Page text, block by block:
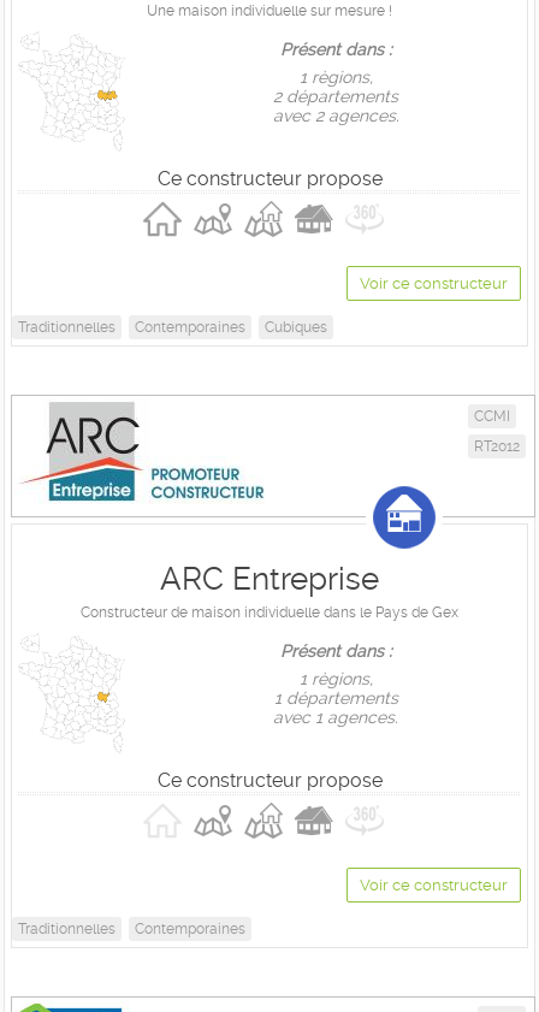
Une maison individuelle sur mesure !
Présent dans :
1 règions,
2 départements
avec 2 agences.
Ce constructeur propose
Voir ce constructeur
Traditionnelles Contemporaines Cubiques
CCMI
RT2012
ARC Entreprise
Constructeur de maison individuelle dans le Pays de Gex
Présent dans :
1 règions,
1 départements
avec 1 agences.
Ce constructeur propose
Voir ce constructeur
Traditionnelles Contemporaines